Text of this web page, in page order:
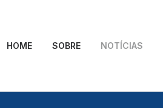
HOME SOBRE NOTÍCIAS